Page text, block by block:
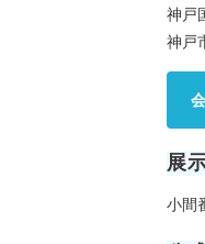
神戸
神戸
展
小間